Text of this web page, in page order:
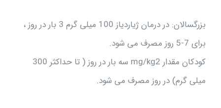
بزرگسالان: در درمان ژیاردیاز 100 میلی گرم 3 بار در روز ،
برای 7-5 روز مصرف می شود.
کودکان مقدار mg/kg2 سه بار در روز ( تا حداکثر 300
میلی گرم) در روز مصرف می شود.